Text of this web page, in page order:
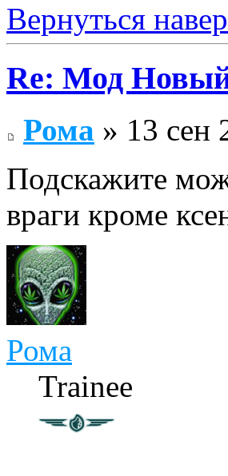
Вернуться
Re: Мод
Рома » 13 сен
Подскажите
враги кроме
Рома
Trainee